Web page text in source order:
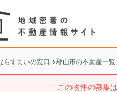
らすまいの窓口 郡山市の不動産一覧
この物件の募集